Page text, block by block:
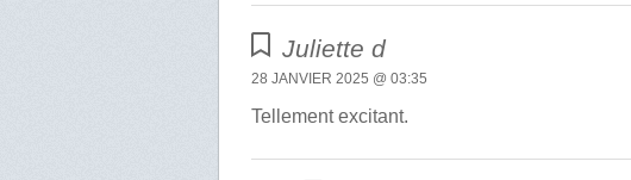
Juliette d
28 JANVIER 2025 @ 03:35
Tellement excitant.